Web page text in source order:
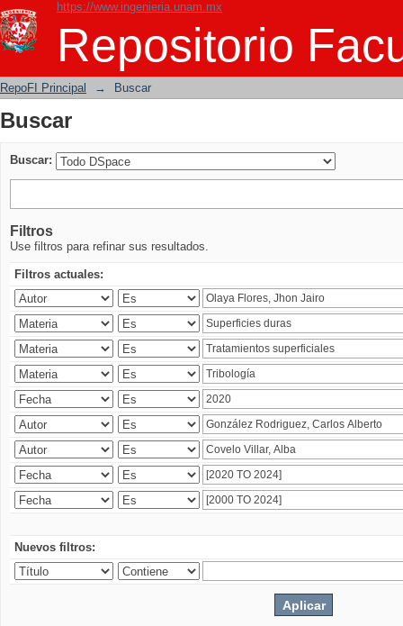
https://www.ingenieria.unam.mx
Repositorio
Buscar
RepoFI Principal → Buscar
Buscar
Buscar:
Filtros
Use filtros para refinar sus resultados.
Filtros actuales:
Nuevos filtros: